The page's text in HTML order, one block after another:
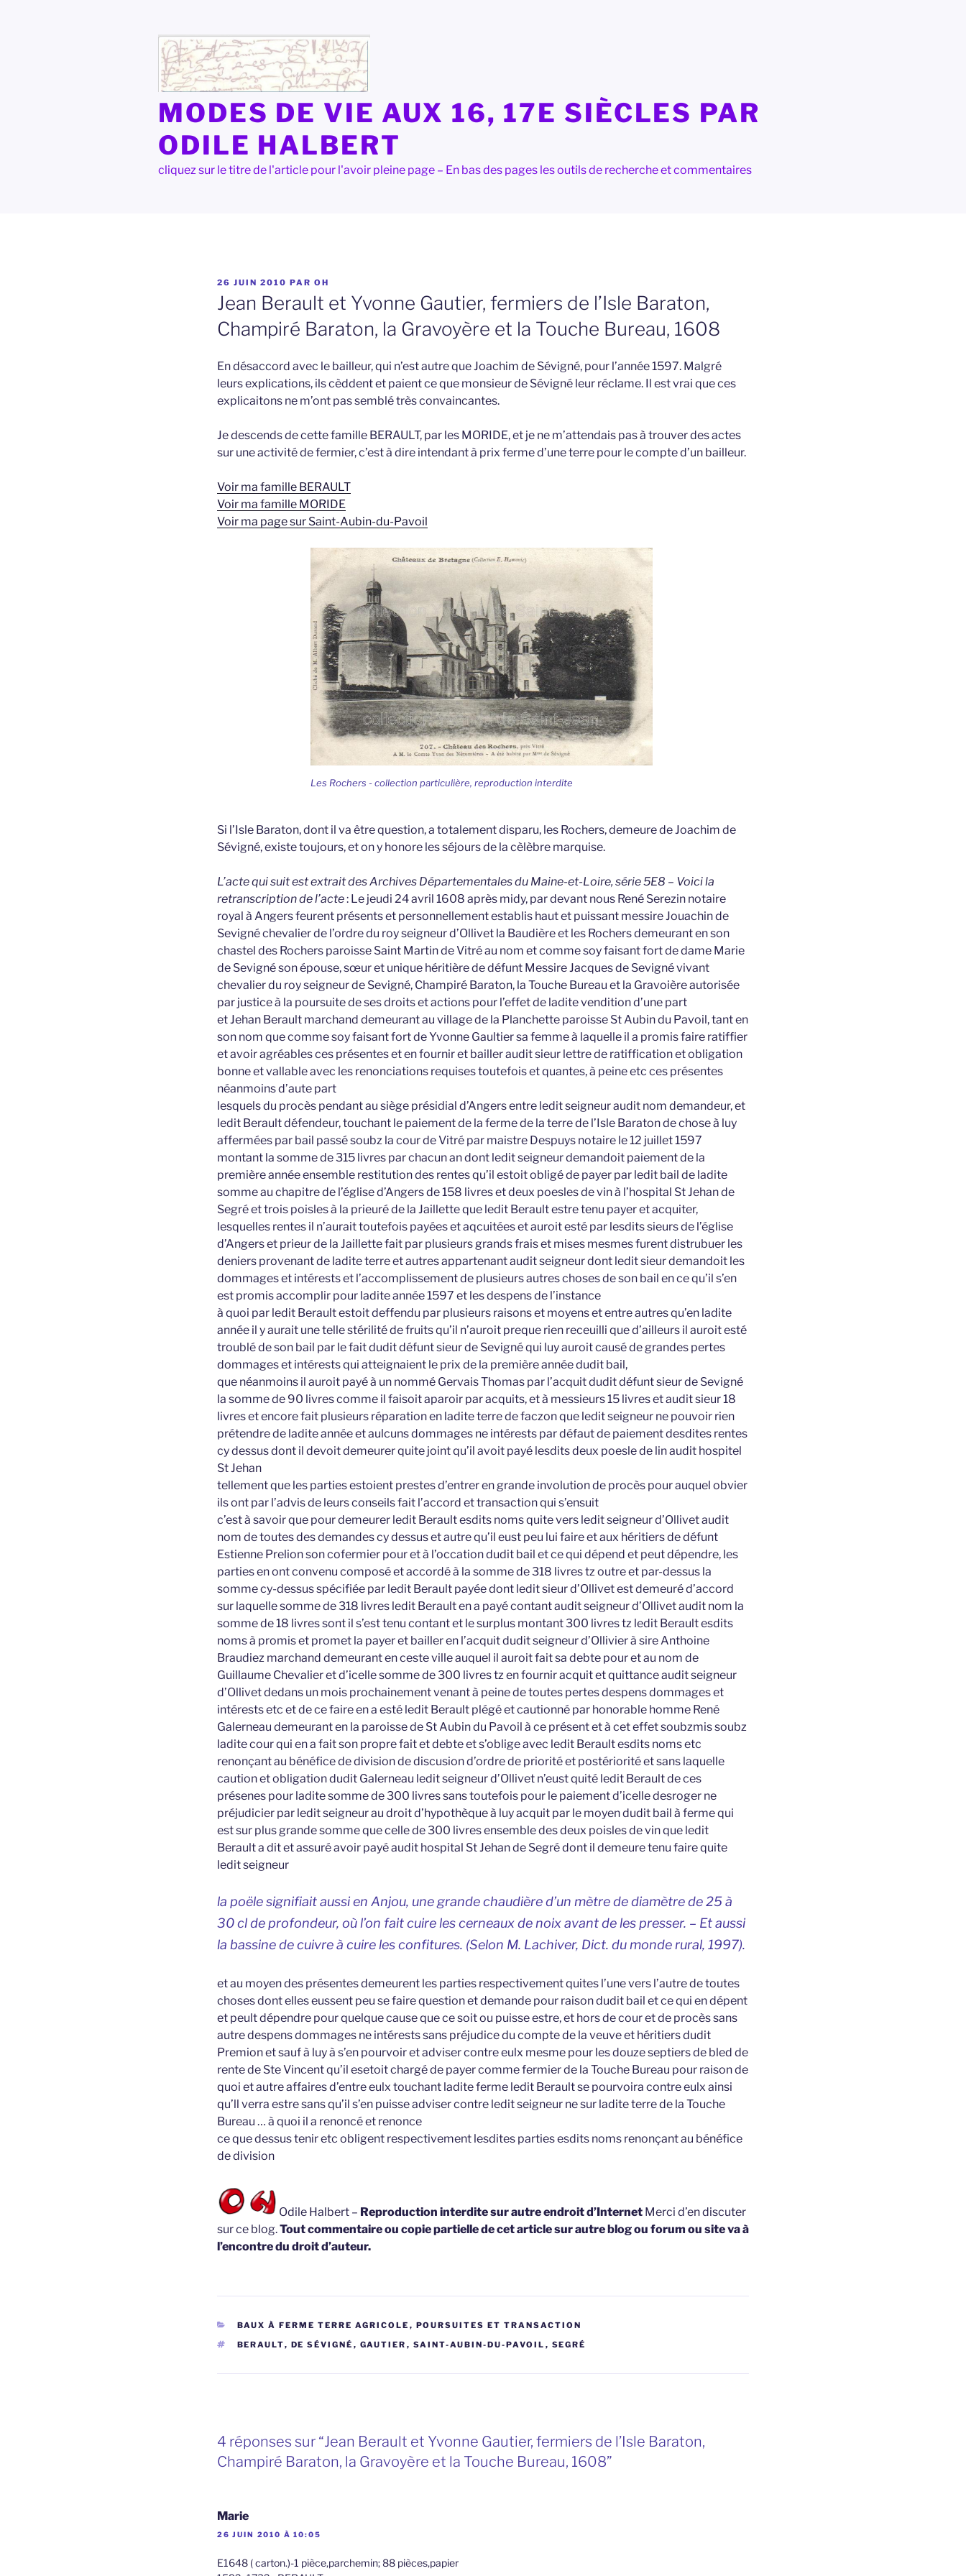
MODES DE VIE AUX 16, 17E SIÈCLES PAR
ODILE HALBERT
cliquez sur le titre de l'article pour l'avoir pleine page – En bas des pages les outils de recherche et commentaires
PUBLIÉ
LE
26 JUIN 2010 PAR OH
Jean Berault et Yvonne Gautier, fermiers de l’Isle Baraton,
Champiré Baraton, la Gravoyère et la Touche Bureau, 1608
En désaccord avec le bailleur, qui n’est autre que Joachim de Sévigné, pour l’année 1597. Malgré
leurs explications, ils cèddent et paient ce que monsieur de Sévigné leur réclame. Il est vrai que ces
explicaitons ne m’ont pas semblé très convaincantes.
Je descends de cette famille BERAULT, par les MORIDE, et je ne m’attendais pas à trouver des actes
sur une activité de fermier, c’est à dire intendant à prix ferme d’une terre pour le compte d’un bailleur.
Voir ma famille BERAULT
Voir ma famille MORIDE
Voir ma page sur Saint-Aubin-du-Pavoil
Les Rochers - collection particulière, reproduction interdite
Si l’Isle Baraton, dont il va être question, a totalement disparu, les Rochers, demeure de Joachim de
Sévigné, existe toujours, et on y honore les séjours de la cèlèbre marquise.
L’acte qui suit est extrait des Archives Départementales du Maine-et-Loire, série 5E8 – Voici la
retranscription de l’acte: Le jeudi 24 avril 1608 après midy, par devant nous René Serezin notaire
royal à Angers feurent présents et personnellement establis haut et puissant messire Jouachin de
Sevigné chevalier de l’ordre du roy seigneur d’Ollivet la Baudière et les Rochers demeurant en son
chastel des Rochers paroisse Saint Martin de Vitré au nom et comme soy faisant fort de dame Marie
de Sevigné son épouse, sœur et unique héritière de défunt Messire Jacques de Sevigné vivant
chevalier du roy seigneur de Sevigné, Champiré Baraton, la Touche Bureau et la Gravoière autorisée
par justice à la poursuite de ses droits et actions pour l’effet de ladite vendition d’une part
et Jehan Berault marchand demeurant au village de la Planchette paroisse St Aubin du Pavoil, tant en
son nom que comme soy faisant fort de Yvonne Gaultier sa femme à laquelle il a promis faire ratiffier
et avoir agréables ces présentes et en fournir et bailler audit sieur lettre de ratiffication et obligation
bonne et vallable avec les renonciations requises toutefois et quantes, à peine etc ces présentes
néanmoins d’aute part
lesquels du procès pendant au siège présidial d’Angers entre ledit seigneur audit nom demandeur, et
ledit Berault défendeur, touchant le paiement de la ferme de la terre de l’Isle Baraton de chose à luy
affermées par bail passé soubz la cour de Vitré par maistre Despuys notaire le 12 juillet 1597
montant la somme de 315 livres par chacun an dont ledit seigneur demandoit paiement de la
première année ensemble restitution des rentes qu’il estoit obligé de payer par ledit bail de ladite
somme au chapitre de l’église d’Angers de 158 livres et deux poesles de vin à l’hospital St Jehan de
Segré et trois poisles à la prieuré de la Jaillette que ledit Berault estre tenu payer et acquiter,
lesquelles rentes il n’aurait toutefois payées et aqcuitées et auroit esté par lesdits sieurs de l’église
d’Angers et prieur de la Jaillette fait par plusieurs grands frais et mises mesmes furent distrubuer les
deniers provenant de ladite terre et autres appartenant audit seigneur dont ledit sieur demandoit les
dommages et intérests et l’accomplissement de plusieurs autres choses de son bail en ce qu’il s’en
est promis accomplir pour ladite année 1597 et les despens de l’instance
à quoi par ledit Berault estoit deffendu par plusieurs raisons et moyens et entre autres qu’en ladite
année il y aurait une telle stérilité de fruits qu’il n’auroit preque rien receuilli que d’ailleurs il auroit esté
troublé de son bail par le fait dudit défunt sieur de Sevigné qui luy auroit causé de grandes pertes
dommages et intérests qui atteignaient le prix de la première année dudit bail,
que néanmoins il auroit payé à un nommé Gervais Thomas par l’acquit dudit défunt sieur de Sevigné
la somme de 90 livres comme il faisoit aparoir par acquits, et à messieurs 15 livres et audit sieur 18
livres et encore fait plusieurs réparation en ladite terre de faczon que ledit seigneur ne pouvoir rien
prétendre de ladite année et aulcuns dommages ne intérests par défaut de paiement desdites rentes
cy dessus dont il devoit demeurer quite joint qu’il avoit payé lesdits deux poesle de lin audit hospitel
St Jehan
tellement que les parties estoient prestes d’entrer en grande involution de procès pour auquel obvier
ils ont par l’advis de leurs conseils fait l’accord et transaction qui s’ensuit
c’est à savoir que pour demeurer ledit Berault esdits noms quite vers ledit seigneur d’Ollivet audit
nom de toutes des demandes cy dessus et autre qu’il eust peu lui faire et aux héritiers de défunt
Estienne Prelion son cofermier pour et à l’occation dudit bail et ce qui dépend et peut dépendre, les
parties en ont convenu composé et accordé à la somme de 318 livres tz outre et par-dessus la
somme cy-dessus spécifiée par ledit Berault payée dont ledit sieur d’Ollivet est demeuré d’accord
sur laquelle somme de 318 livres ledit Berault en a payé contant audit seigneur d’Ollivet audit nom la
somme de 18 livres sont il s’est tenu contant et le surplus montant 300 livres tz ledit Berault esdits
noms à promis et promet la payer et bailler en l’acquit dudit seigneur d’Ollivier à sire Anthoine
Braudiez marchand demeurant en ceste ville auquel il auroit fait sa debte pour et au nom de
Guillaume Chevalier et d’icelle somme de 300 livres tz en fournir acquit et quittance audit seigneur
d’Ollivet dedans un mois prochainement venant à peine de toutes pertes despens dommages et
intérests etc et de ce faire en a esté ledit Berault plégé et cautionné par honorable homme René
Galerneau demeurant en la paroisse de St Aubin du Pavoil à ce présent et à cet effet soubzmis soubz
ladite cour qui en a fait son propre fait et debte et s’oblige avec ledit Berault esdits noms etc
renonçant au bénéfice de division de discusion d’ordre de priorité et postériorité et sans laquelle
caution et obligation dudit Galerneau ledit seigneur d’Ollivet n’eust quité ledit Berault de ces
présenes pour ladite somme de 300 livres sans toutefois pour le paiement d’icelle desroger ne
préjudicier par ledit seigneur au droit d’hypothèque à luy acquit par le moyen dudit bail à ferme qui
est sur plus grande somme que celle de 300 livres ensemble des deux poisles de vin que ledit
Berault a dit et assuré avoir payé audit hospital St Jehan de Segré dont il demeure tenu faire quite
ledit seigneur
la poële signifiait aussi en Anjou, une grande chaudière d’un mètre de diamètre de 25 à
30 cl de profondeur, où l’on fait cuire les cerneaux de noix avant de les presser. – Et aussi
la bassine de cuivre à cuire les confitures. (Selon M. Lachiver, Dict. du monde rural, 1997).
et au moyen des présentes demeurent les parties respectivement quites l’une vers l’autre de toutes
choses dont elles eussent peu se faire question et demande pour raison dudit bail et ce qui en dépent
et peult dépendre pour quelque cause que ce soit ou puisse estre, et hors de cour et de procès sans
autre despens dommages ne intérests sans préjudice du compte de la veuve et héritiers dudit
Premion et sauf à luy à s’en pourvoir et adviser contre eulx mesme pour les douze septiers de bled de
rente de Ste Vincent qu’il esetoit chargé de payer comme fermier de la Touche Bureau pour raison de
quoi et autre affaires d’entre eulx touchant ladite ferme ledit Berault se pourvoira contre eulx ainsi
qu’ll verra estre sans qu’il s’en puisse adviser contre ledit seigneur ne sur ladite terre de la Touche
Bureau … à quoi il a renoncé et renonce
ce que dessus tenir etc obligent respectivement lesdites parties esdits noms renonçant au bénéfice
de division
Odile Halbert – Reproduction interdite sur autre endroit d’Internet Merci d’en discuter
sur ce blog.Tout commentaire ou copie partielle de cet article sur autre blog ou forum ou site va à
l’encontre du droit d’auteur.
CATÉGORIES
BAUX À FERME TERRE AGRICOLE , POURSUITES ET TRANSACTION
ÉTIQUETTES
BERAULT, DE SÉVIGNÉ , GAUTIER , SAINT-AUBIN-DU-PAVOIL , SEGRÉ
4 réponses sur “Jean Berault et Yvonne Gautier, fermiers de l’Isle Baraton,
Champiré Baraton, la Gravoyère et la Touche Bureau, 1608”
Marie
26 JUIN 2010 À 10:05
E1648 ( carton.)-1 pièce,parchemin; 88 pièces,papier